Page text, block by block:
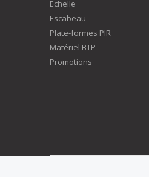
Echelle
Escabeau
Plate-formes PIR
Matériel BTP
Promotions